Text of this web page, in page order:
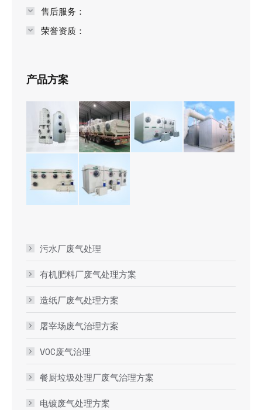
售后服务：
荣誉资质：
产品方案
污水厂废气处理
有机肥料厂废气处理方案
造纸厂废气处理方案
屠宰场废气治理方案
VOC废气治理
餐厨垃圾处理厂废气治理方案
电镀废气处理方案